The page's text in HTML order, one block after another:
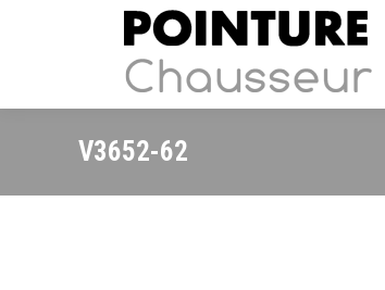
V3652-62